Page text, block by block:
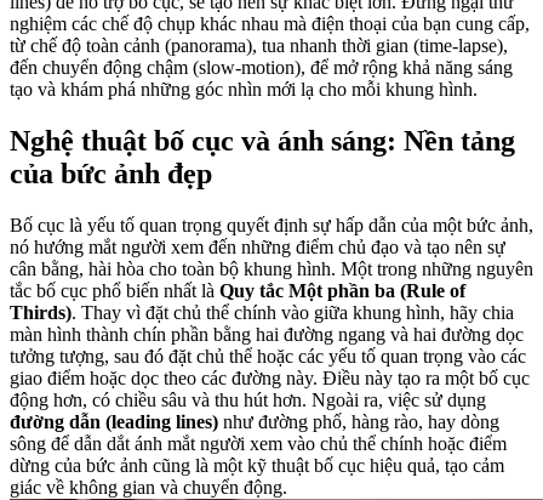
nghiệm các chế độ chụp khác nhau mà điện thoại của bạn cung cấp,
từ chế độ toàn cảnh (panorama), tua nhanh thời gian (time-lapse),
đến chuyển động chậm (slow-motion), để mở rộng khả năng sáng
tạo và khám phá những góc nhìn mới lạ cho mỗi khung hình.
Nghệ thuật bố cục và ánh sáng: Nền tảng
của bức ảnh đẹp
Bố cục là yếu tố quan trọng quyết định sự hấp dẫn của một bức ảnh,
nó hướng mắt người xem đến những điểm chủ đạo và tạo nên sự
cân bằng, hài hòa cho toàn bộ khung hình. Một trong những nguyên
tắc bố cục phổ biến nhất là Quy tắc Một phần ba (Rule of
Thirds). Thay vì đặt chủ thể chính vào giữa khung hình, hãy chia
màn hình thành chín phần bằng hai đường ngang và hai đường dọc
tưởng tượng, sau đó đặt chủ thể hoặc các yếu tố quan trọng vào các
giao điểm hoặc dọc theo các đường này. Điều này tạo ra một bố cục
động hơn, có chiều sâu và thu hút hơn. Ngoài ra, việc sử dụng
đường dẫn (leading lines) như đường phố, hàng rào, hay dòng
sông để dẫn dắt ánh mắt người xem vào chủ thể chính hoặc điểm
dừng của bức ảnh cũng là một kỹ thuật bố cục hiệu quả, tạo cảm
giác về không gian và chuyển động.